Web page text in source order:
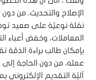
الإصلاح والتحديث، من
نقلة نوعيّة على صعيد
المعاملات، وخفض أعباء
بإمكان طالب براءة الذمّة
عمله، من دون الحاجة إلى
آليّة التقديم الإلكتروني